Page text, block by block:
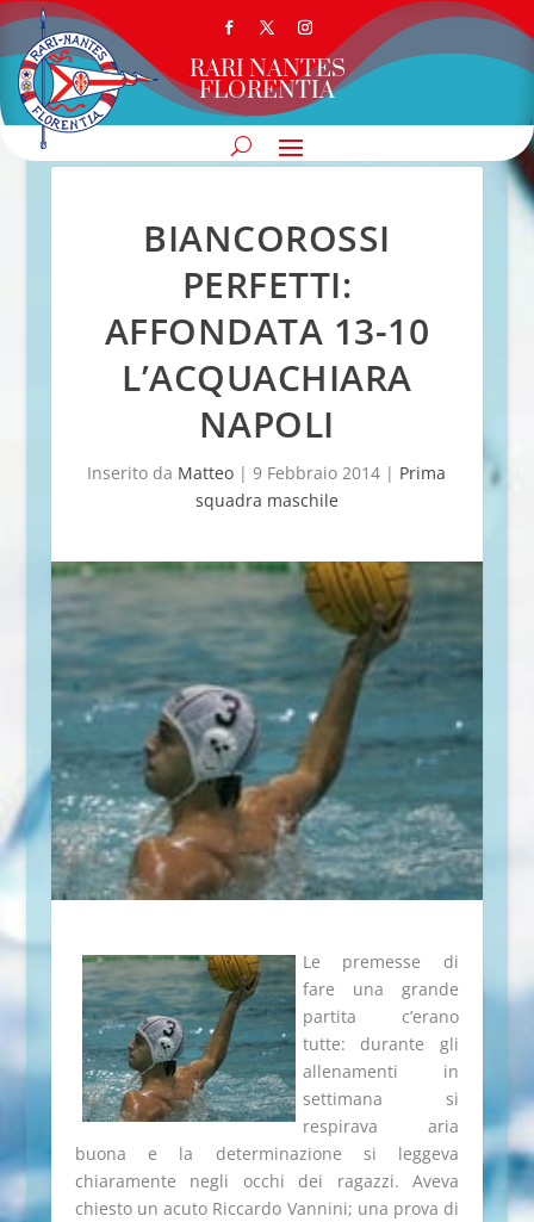
RARI NANTES
FLORENTIA
BIANCOROSSI
PERFETTI:
AFFONDATA 13-10
L’ACQUACHIARA
NAPOLI
Inserito da Matteo |9 Febbraio 2014 | Prima
squadra maschile
Le premesse di
fare una grande
partita c’erano
tutte: durante gli
allenamenti in
settimana si
respirava aria
buona e la determinazione si leggeva
chiaramente negli occhi dei ragazzi. Aveva
chiesto un acuto Riccardo Vannini; una prova di